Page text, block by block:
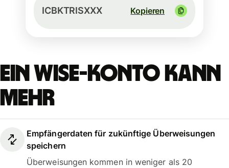
ICBKTRISXXX Kopieren
Ein Wise-Konto kann
mehr
Empfängerdaten für zukünftige Überweisungen
speichern
Überweisungen kommen in weniger als 20